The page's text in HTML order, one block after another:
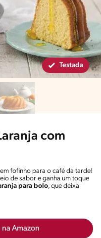
Testada
com
fofinho para o café da tarde!
de sabor e ganha um toque
para bolo, que deixa
Amazon